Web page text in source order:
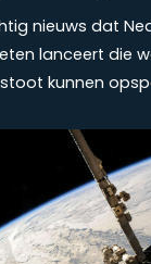
nieuws dat
lanceert die
kunnen
meten. Toch is
bedrijven en
houden
kloppen.
op de grond,…